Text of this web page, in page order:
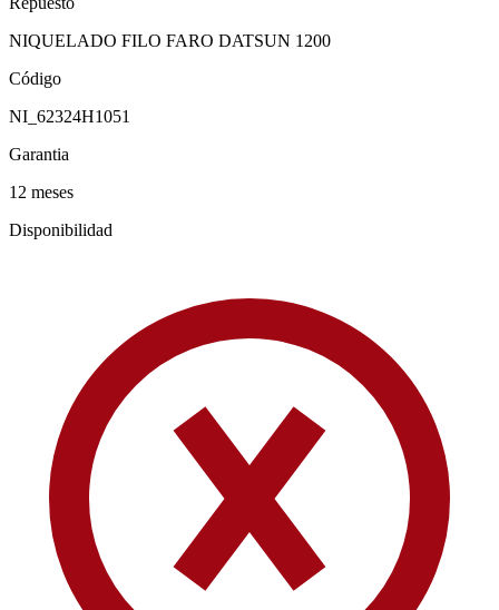
NIQUELADO FILO FARO DATSUN 1200
Código
NI_62324H1051
Garantia
12 meses
Disponibilidad